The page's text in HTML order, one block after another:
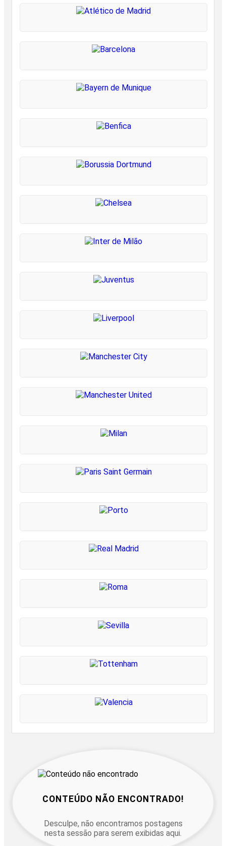
CONTEÚDO NÃO ENCONTRADO!
Desculpe, não encontramos postagens
nesta sessão para serem exibidas aqui.